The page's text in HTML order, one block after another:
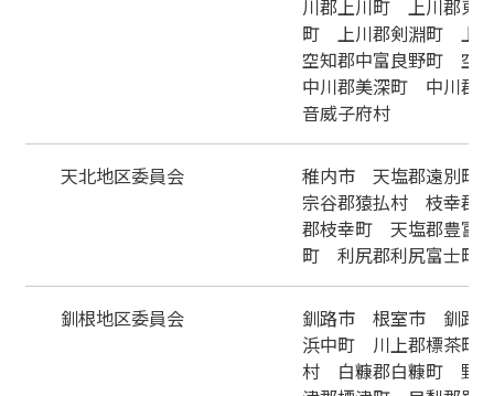
川郡上川町 上川郡東
町 上川郡剣淵町 上
空知郡中富良野町 空
中川郡美深町 中川郡
音威子府村
天北地区委員会
稚内市 天塩郡遠別
宗谷郡猿払村 枝幸郡
郡枝幸町 天塩郡豊富
町 利尻郡利尻富士町
釧根地区委員会
釧路市 根室市 釧路
浜中町 川上郡標茶町
村 白糠郡白糠町 野